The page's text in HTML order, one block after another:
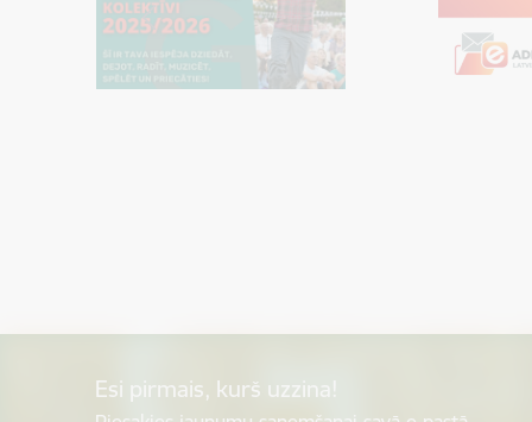
Esi pirmais, kurš uzzina!